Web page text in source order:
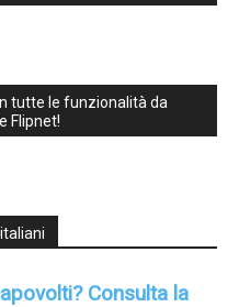
tutte le funzionalità da
Flipnet!
Consulta la